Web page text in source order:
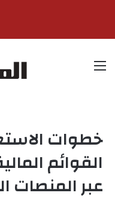
القائمة
خطوات
القوائم
عبر المنصات